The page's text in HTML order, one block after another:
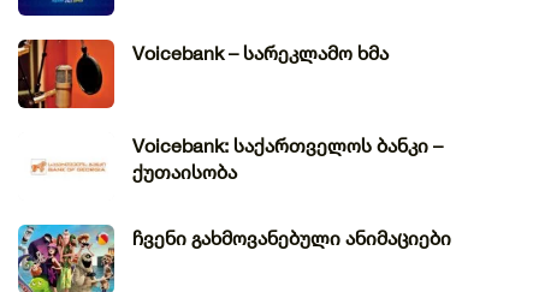
Voicebank – სარეკლამო ხმა
Voicebank: საქართველოს ბანკი –
ქუთაისობა
ჩვენი გახმოვანებული ანიმაციები